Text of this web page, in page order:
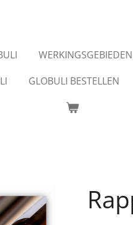
GLOBULI BESTELLEN